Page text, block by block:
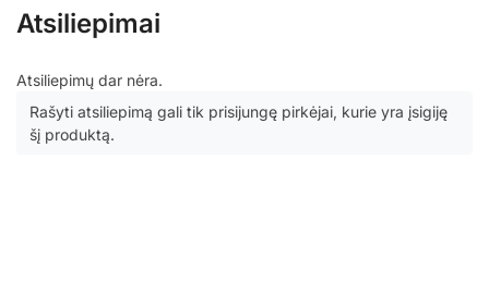
Atsiliepimai
Atsiliepimų dar nėra.
Rašyti atsiliepimą gali tik prisijungę pirkėjai, kurie yra įsigiję
šį produktą.